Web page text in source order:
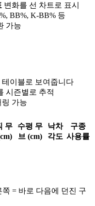
변화를 선 차트로 표시
BB%, K-BB% 등
가능
테이블로 보여줍니다
시즌별로 추적
가능
무
수평 무
브 (cm)
낙차
각도
구종
사용률
= 바로 다음에 던진 구